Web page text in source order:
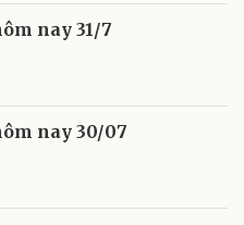
nay 31/7
nay 30/07